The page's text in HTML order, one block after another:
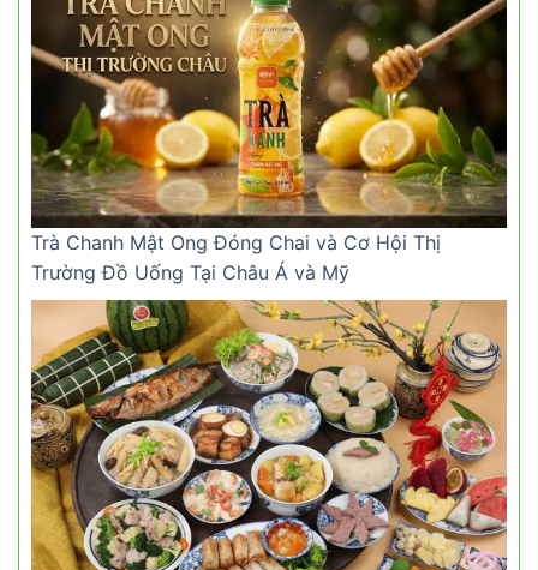
Trà Chanh Mật Ong Đóng Chai và Cơ Hội Thị
Trường Đồ Uống Tại Châu Á và Mỹ